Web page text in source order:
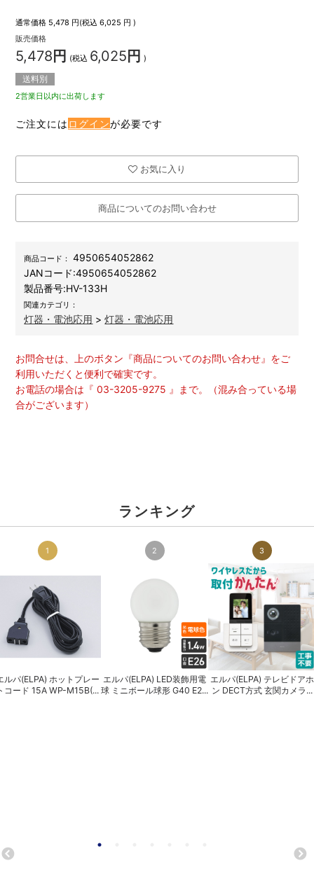
通常価格 5,478 円(税込6,025 円 )
販売価格
5,478 円 (税込 6,025 円 )
送料別
2営業日以内に出荷します
ご注文には ログインが必要です
お気に入り
商品についてのお問い合わせ
商品コード：
4950654052862
JANコード:4950654052862
製品番号:HV-133H
関連カテゴリ：
灯器・電池応用 >灯器・電池応用
お問合せは、上のボタン『商品についてのお問い合わせ』をご
利用いただくと便利で確実です。
お電話の場合は『 03-3205-9275 』まで。（混み合っている場
合がございます）
ランキング
1
ルパ(ELPA) ホットプレー
コード 15A WP-M15B(...
2
エルパ(ELPA) LED装飾用電
球 ミニボール球形 G40 E2...
3
エルパ(ELPA) テレビドアホ
ン DECT方式 玄関カメラ...